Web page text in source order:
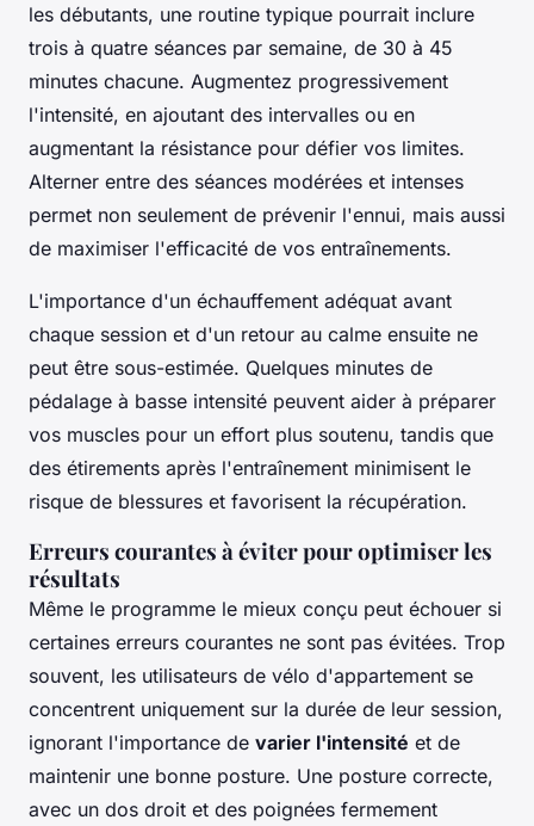
les débutants, une routine typique pourrait inclure
trois à quatre séances par semaine, de 30 à 45
minutes chacune. Augmentez progressivement
l'intensité, en ajoutant des intervalles ou en
augmentant la résistance pour défier vos limites.
Alterner entre des séances modérées et intenses
permet non seulement de prévenir l'ennui, mais aussi
de maximiser l'efficacité de vos entraînements.
L'importance d'un échauffement adéquat avant
chaque session et d'un retour au calme ensuite ne
peut être sous-estimée. Quelques minutes de
pédalage à basse intensité peuvent aider à préparer
vos muscles pour un effort plus soutenu, tandis que
des étirements après l'entraînement minimisent le
risque de blessures et favorisent la récupération.
Erreurs courantes à éviter pour optimiser les
résultats
Même le programme le mieux conçu peut échouer si
certaines erreurs courantes ne sont pas évitées. Trop
souvent, les utilisateurs de vélo d'appartement se
concentrent uniquement sur la durée de leur session,
ignorant l'importance de varier l'intensité et de
maintenir une bonne posture. Une posture correcte,
avec un dos droit et des poignées fermement